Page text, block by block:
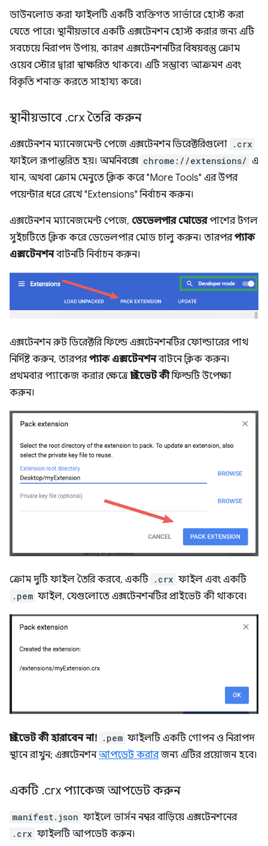
ডাউনলোড করা ফাইলটি একটি ব্যক্তিগত সার্ভারে হোস্ট করা
যেতে পারে। স্থানীয়ভাবে একটি এক্সটেনশন হোস্ট করার জন্য এটি
সবচেয়ে নিরাপদ উপায়, কারণ এক্সটেনশনটির বিষয়বস্তু ক্রোম
ওয়েব স্টোর দ্বারা স্বাক্ষরিত থাকবে। এটি সম্ভাব্য আক্রমণ এবং
বিকৃতি শনাক্ত করতে সাহায্য করে।
স্থানীয়ভাবে .crx তৈরি করুন
এক্সটেনশন ম্যানেজমেন্ট পেজে এক্সটেনশন ডিরেক্টরিগুলো .crx
ফাইলে রূপান্তরিত হয়। অমনিবক্সে chrome://extensions/ এ
যান, অথবা ক্রোম মেনুতে ক্লিক করে "More Tools" এর উপর
পয়েন্টার ধরে রেখে "Extensions" নির্বাচন করুন।
এক্সটেনশন ম্যানেজমেন্ট পেজে, ডেভেলপার মোডেরপাশের টগল
সুইচটিতে ক্লিক করে ডেভেলপার মোড চালু করুন। তারপরপ্যাক
এক্সটেনশনবাটনটি নির্বাচন করুন।
এক্সটেনশন রুট ডিরেক্টরি ফিল্ডে এক্সটেনশনটির ফোল্ডারের পাথ
নির্দিষ্ট করুন, তারপরপ্যাক এক্সটেনশনবাটনে ক্লিক করুন।
প্রথমবার প্যাকেজ করার ক্ষেত্রেপ্রাইভেট কীফিল্ডটি উপেক্ষা
করুন।
ক্রোম দুটি ফাইল তৈরি করবে, একটি .crx ফাইল এবং একটি
.pem ফাইল, যেগুলোতে এক্সটেনশনটির প্রাইভেট কী থাকবে।
প্রাইভেট কী হারাবেন না! .pem ফাইলটি একটি গোপন ও নিরাপদ
স্থানে রাখুন; এক্সটেনশনআপডেট করারজন্য এটির প্রয়োজন হবে।
একটি .crx প্যাকেজ আপডেট করুন
manifest.json ফাইলে ভার্সন নম্বর বাড়িয়ে এক্সটেনশনের
.crx ফাইলটি আপডেট করুন।